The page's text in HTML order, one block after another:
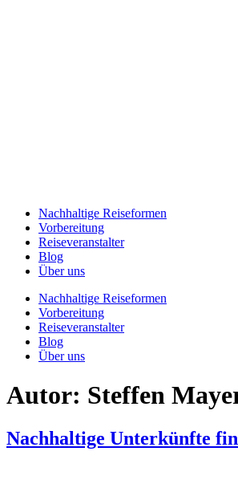
Nachhaltige Reiseformen
Vorbereitung
Reiseveranstalter
Blog
Über uns
Nachhaltige Reiseformen
Vorbereitung
Reiseveranstalter
Blog
Über uns
Autor: Steffen
Nachhaltige Unterkünfte